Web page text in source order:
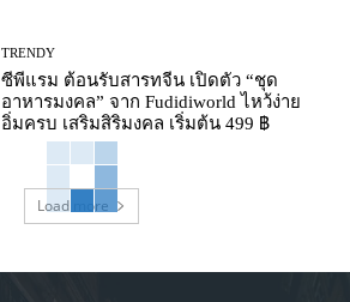
TRENDY
ซีพีแรม ต้อนรับสารทจีน เปิดตัว “ชุด
อาหารมงคล” จาก Fudidiworld ไหว้ง่าย
อิ่มครบ เสริมสิริมงคล เริ่มต้น 499 ฿
Load more